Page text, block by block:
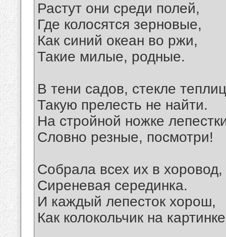
Растут они среди полей,
Где колосятся зерновые,
Как синий океан во ржи,
Такие милые, родные.
В тени садов, стекле
Такую прелесть не найти.
На стройной ножке
Словно резные, посмотри!
Собрала всех их в хоровод,
Сиреневая серединка.
И каждый лепесток хорош,
Как колокольчик на